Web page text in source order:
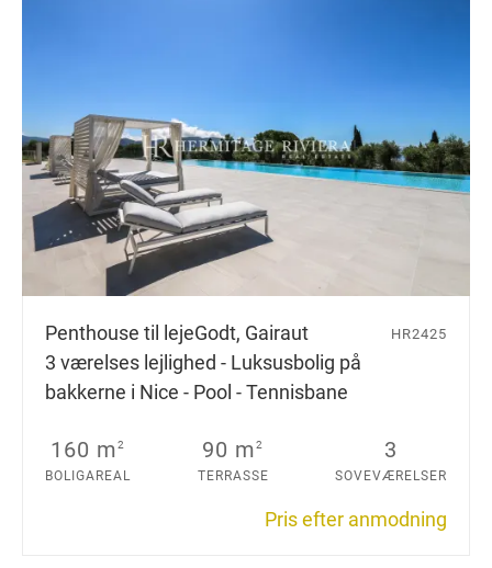
Penthouse til lejeGodt, Gairaut
3 værelses lejlighed - Luksusbolig på
bakkerne i Nice - Pool - Tennisbane
HR2425
160 m2
BOLIGAREAL
90 m2
TERRASSE
3
SOVEVÆRELSER
Pris efter anmodning